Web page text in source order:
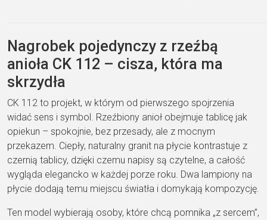
Nagrobek pojedynczy z rzeźbą
anioła CK 112 – cisza, która ma
skrzydła
CK 112 to projekt, w którym od pierwszego spojrzenia
widać sens i symbol. Rzeźbiony anioł obejmuje tablicę jak
opiekun – spokojnie, bez przesady, ale z mocnym
przekazem. Ciepły, naturalny granit na płycie kontrastuje z
czernią tablicy, dzięki czemu napisy są czytelne, a całość
wygląda elegancko w każdej porze roku. Dwa lampiony na
płycie dodają temu miejscu światła i domykają kompozycję.
Ten model wybierają osoby, które chcą pomnika „z sercem”,